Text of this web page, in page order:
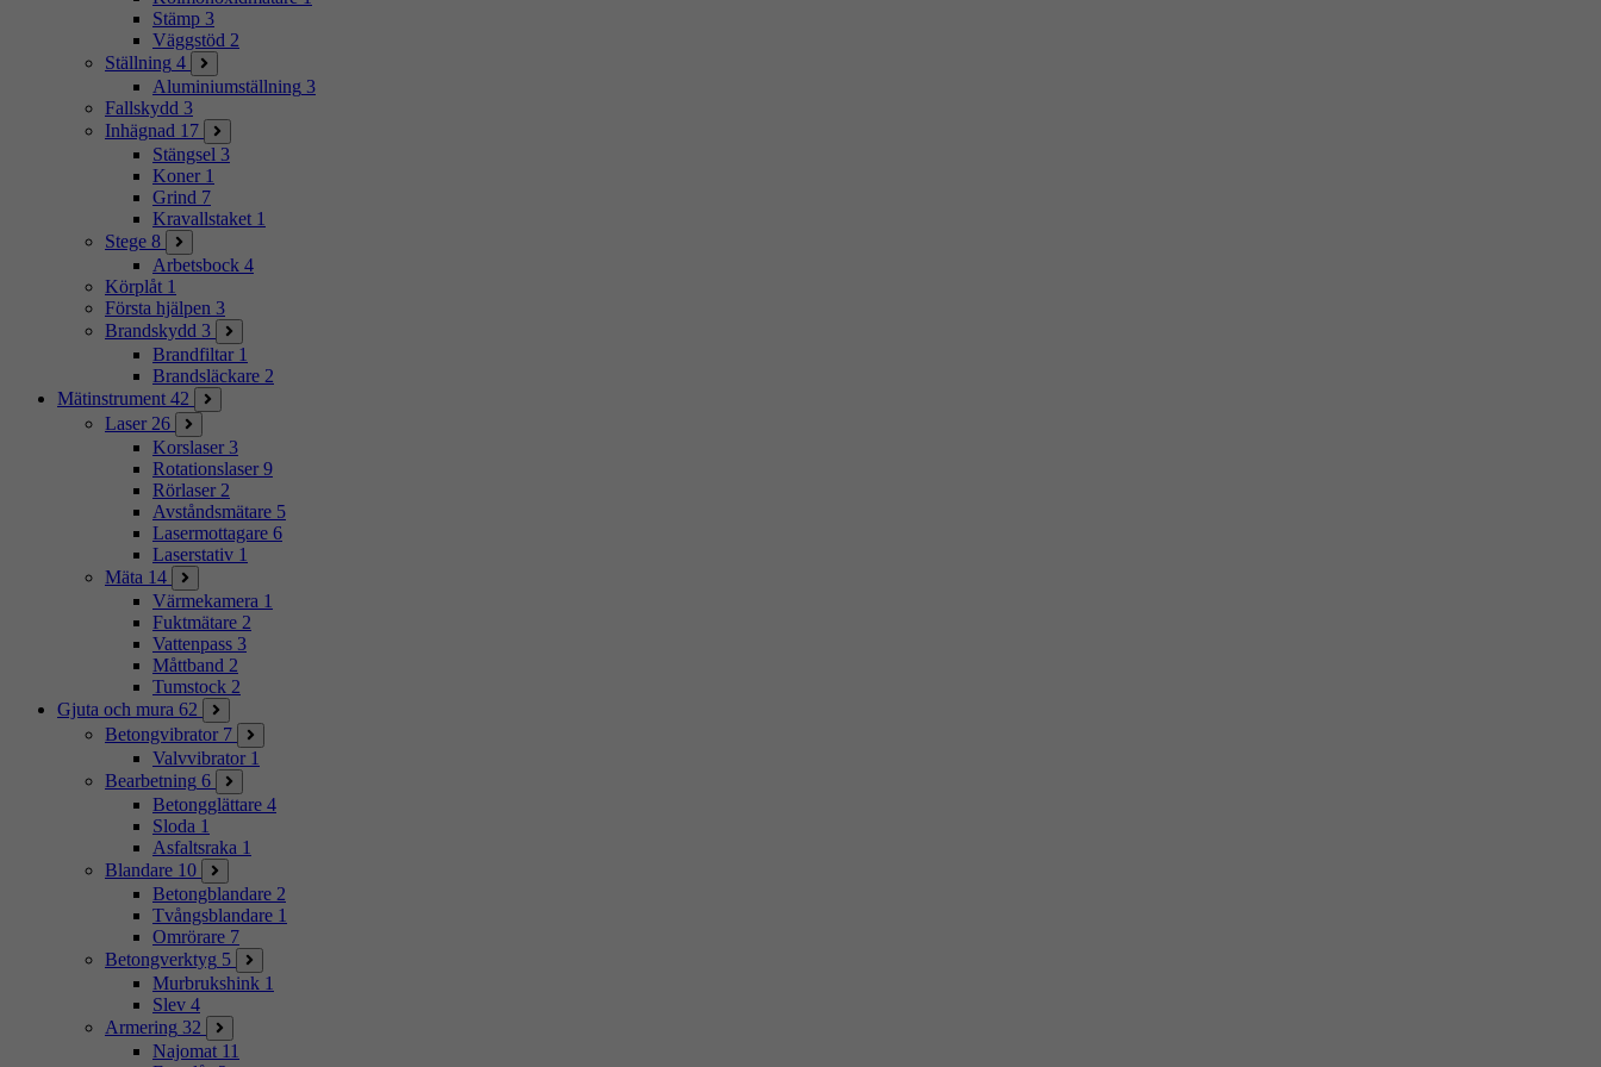
Stämp 3
Väggstöd 2
Ställning 4
Aluminiumställning 3
Fallskydd 3
Inhägnad 17
Stängsel 3
Koner 1
Grind 7
Kravallstaket 1
Stege 8
Arbetsbock 4
Körplåt 1
Första hjälpen 3
Brandskydd 3
Brandfiltar 1
Brandsläckare 2
Mätinstrument 42
Laser 26
Korslaser 3
Rotationslaser 9
Rörlaser 2
Avståndsmätare 5
Lasermottagare 6
Laserstativ 1
Mäta 14
Värmekamera 1
Fuktmätare 2
Vattenpass 3
Måttband 2
Tumstock 2
Gjuta och mura 62
Betongvibrator 7
Valvvibrator 1
Bearbetning 6
Betongglättare 4
Sloda 1
Asfaltsraka 1
Blandare 10
Betongblandare 2
Tvångsblandare 1
Omrörare 7
Betongverktyg 5
Murbrukshink 1
Slev 4
Armering 32
Najomat 11